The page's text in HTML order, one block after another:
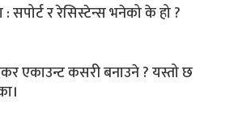
: सपोर्ट र रेसिस्टेन्स भनेको के हो ?
एकाउन्ट कसरी बनाउने ? यस्तो छ